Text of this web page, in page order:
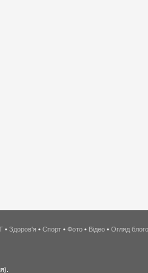
• Здоров'я • Спорт • Фото • Відео • Огляд